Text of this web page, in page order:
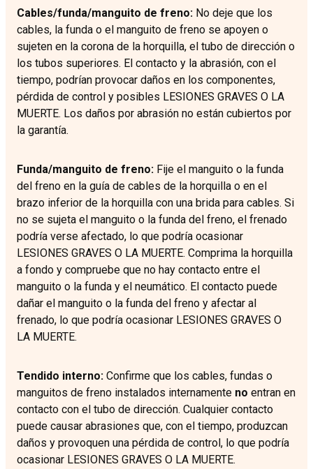
Cables/funda/manguito de freno: No deje que los
cables, la funda o el manguito de freno se apoyen o
sujeten en la corona de la horquilla, el tubo de dirección o
los tubos superiores. El contacto y la abrasión, con el
tiempo, podrían provocar daños en los componentes,
pérdida de control y posibles LESIONES GRAVES O LA
MUERTE. Los daños por abrasión no están cubiertos por
la garantía.
Funda/manguito de freno: Fije el manguito o la funda
del freno en la guía de cables de la horquilla o en el
brazo inferior de la horquilla con una brida para cables. Si
no se sujeta el manguito o la funda del freno, el frenado
podría verse afectado, lo que podría ocasionar
LESIONES GRAVES O LA MUERTE. Comprima la horquilla
a fondo y compruebe que no hay contacto entre el
manguito o la funda y el neumático. El contacto puede
dañar el manguito o la funda del freno y afectar al
frenado, lo que podría ocasionar LESIONES GRAVES O
LA MUERTE.
Tendido interno: Confirme que los cables, fundas o
manguitos de freno instalados internamente no entran en
contacto con el tubo de dirección. Cualquier contacto
puede causar abrasiones que, con el tiempo, produzcan
daños y provoquen una pérdida de control, lo que podría
ocasionar LESIONES GRAVES O LA MUERTE.